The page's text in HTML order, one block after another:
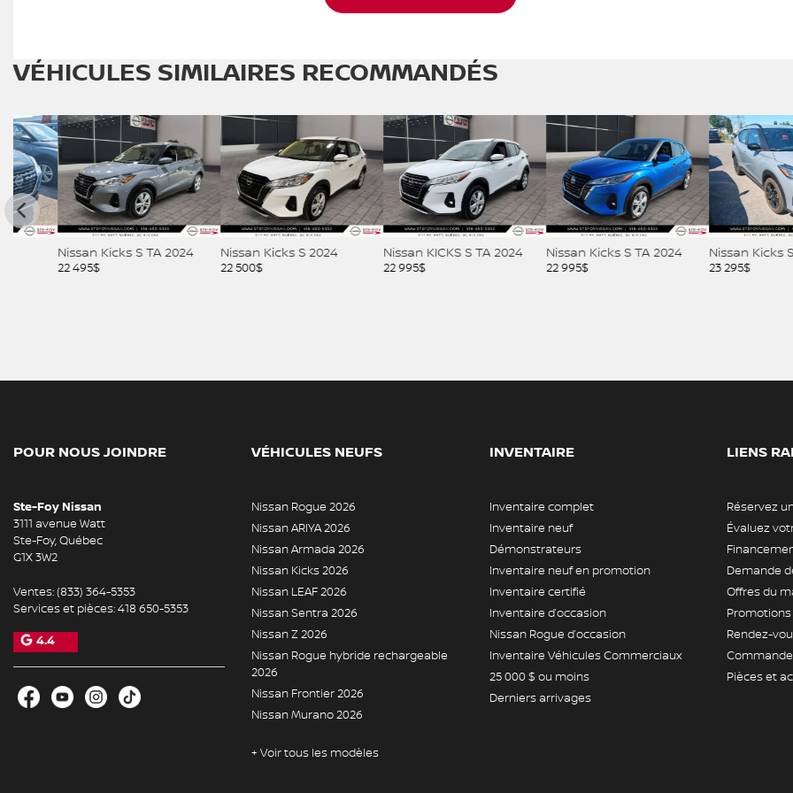
VÉHICULES SIMILAIRES RECOMMANDÉS
Nissan Kicks S TA 2024
Nissan Kicks S 2024
Nissan KICKS S TA 2024
Nissan Kicks S TA 2024
Nissan Kicks SR 2023
POUR NOUS JOINDRE
Ste-Foy Nissan
3111 avenue Watt
Ste-Foy,Québec
G1X 3W2
Ventes:(833) 364-5353
Services et pièces:418 650-5353
4.4
VÉHICULES NEUFS
Nissan Rogue 2026
Nissan ARIYA 2026
Nissan Armada 2026
Nissan Kicks 2026
Nissan LEAF 2026
Nissan Sentra 2026
Nissan Z 2026
Nissan Rogue hybride rechargeable
2026
Nissan Frontier 2026
Nissan Murano 2026
+ Voir tous les modèles
INVENTAIRE
Inventaire complet
Inventaire neuf
Démonstrateurs
Inventaire neuf en promotion
Inventaire certifié
Inventaire d’occasion
Nissan Rogue d’occasion
Inventaire Véhicules Commerciaux
25 000 $ ou moins
Derniers arrivages
LIENS
Réservez
Évaluez
Demande
Offres du
Rendez-
Pièces et